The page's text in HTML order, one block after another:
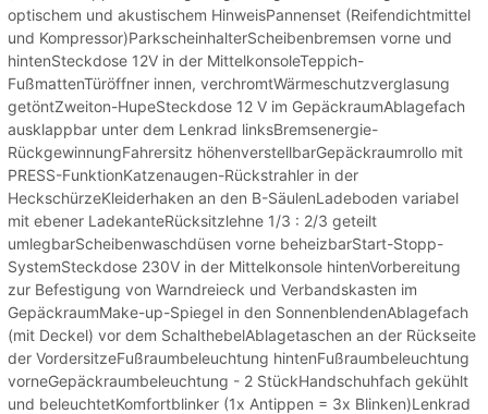
optischem und akustischem HinweisPannenset (Reifendichtmittel
und Kompressor)ParkscheinhalterScheibenbremsen vorne und
hintenSteckdose 12V in der MittelkonsoleTeppich-
FußmattenTüröffner innen, verchromtWärmeschutzverglasung
getöntZweiton-HupeSteckdose 12 V im GepäckraumAblagefach
ausklappbar unter dem Lenkrad linksBremsenergie-
RückgewinnungFahrersitz höhenverstellbarGepäckraumrollo mit
PRESS-FunktionKatzenaugen-Rückstrahler in der
HeckschürzeKleiderhaken an den B-SäulenLadeboden variabel
mit ebener LadekanteRücksitzlehne 1/3 : 2/3 geteilt
umlegbarScheibenwaschdüsen vorne beheizbarStart-Stopp-
SystemSteckdose 230V in der Mittelkonsole hintenVorbereitung
zur Befestigung von Warndreieck und Verbandskasten im
GepäckraumMake-up-Spiegel in den SonnenblendenAblagefach
(mit Deckel) vor dem SchalthebelAblagetaschen an der Rückseite
der VordersitzeFußraumbeleuchtung hintenFußraumbeleuchtung
vorneGepäckraumbeleuchtung - 2 StückHandschuhfach gekühlt
und beleuchtetKomfortblinker (1x Antippen = 3x Blinken)Lenkrad